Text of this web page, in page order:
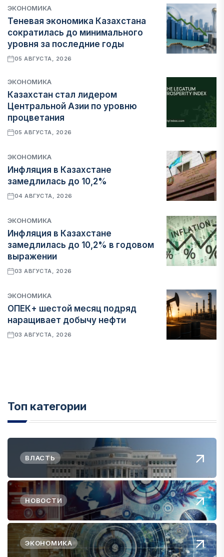
ЭКОНОМИКА
Теневая экономика Казахстана
сократилась до минимального
уровня за последние годы
05 АВГУСТА, 2026
ЭКОНОМИКА
Казахстан стал лидером
Центральной Азии по уровню
процветания
05 АВГУСТА, 2026
ЭКОНОМИКА
Инфляция в Казахстане
замедлилась до 10,2%
04 АВГУСТА, 2026
ЭКОНОМИКА
Инфляция в Казахстане
замедлилась до 10,2% в годовом
выражении
03 АВГУСТА, 2026
ЭКОНОМИКА
ОПЕК+ шестой месяц подряд
наращивает добычу нефти
03 АВГУСТА, 2026
Топ категории
ВЛАСТЬ
НОВОСТИ
ЭКОНОМИКА